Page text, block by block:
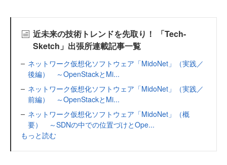
近未来の技術トレンドを先取り！ 「Tech-
Sketch」出張所連載記事一覧
ネットワーク仮想化ソフトウェア「MidoNet」（実践／
後編） ～OpenStackとMi...
ネットワーク仮想化ソフトウェア「MidoNet」（実践／
前編） ～OpenStackとMi...
ネットワーク仮想化ソフトウェア「MidoNet」（概
要） ～SDNの中での位置づけとOpe...
もっと読む